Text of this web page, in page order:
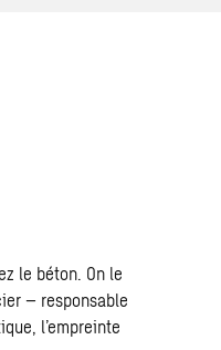
le béton. On le
– responsable
, l’empreinte